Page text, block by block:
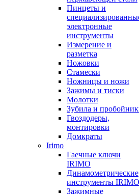
Пинцеты и
электронные
инструменты
Измерение и
разметка
Ножовки
Стамески
Ножницы и ножи
Зажимы и тиски
Молотки
Зубила и
Гвоздодеры,
монтировки
Домкраты
Irimo
Гаечные ключи
IRIMO
Динамометрические
инструменты IRIMO
Зажимные